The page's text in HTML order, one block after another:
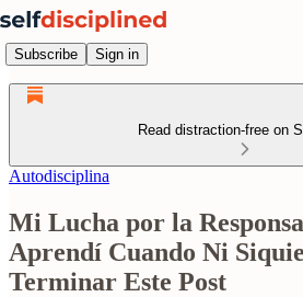
Subscribe Sign in
Read distraction-free on
Autodisciplina
Mi Lucha por la
Aprendí Cuando Ni
Terminar Este Post